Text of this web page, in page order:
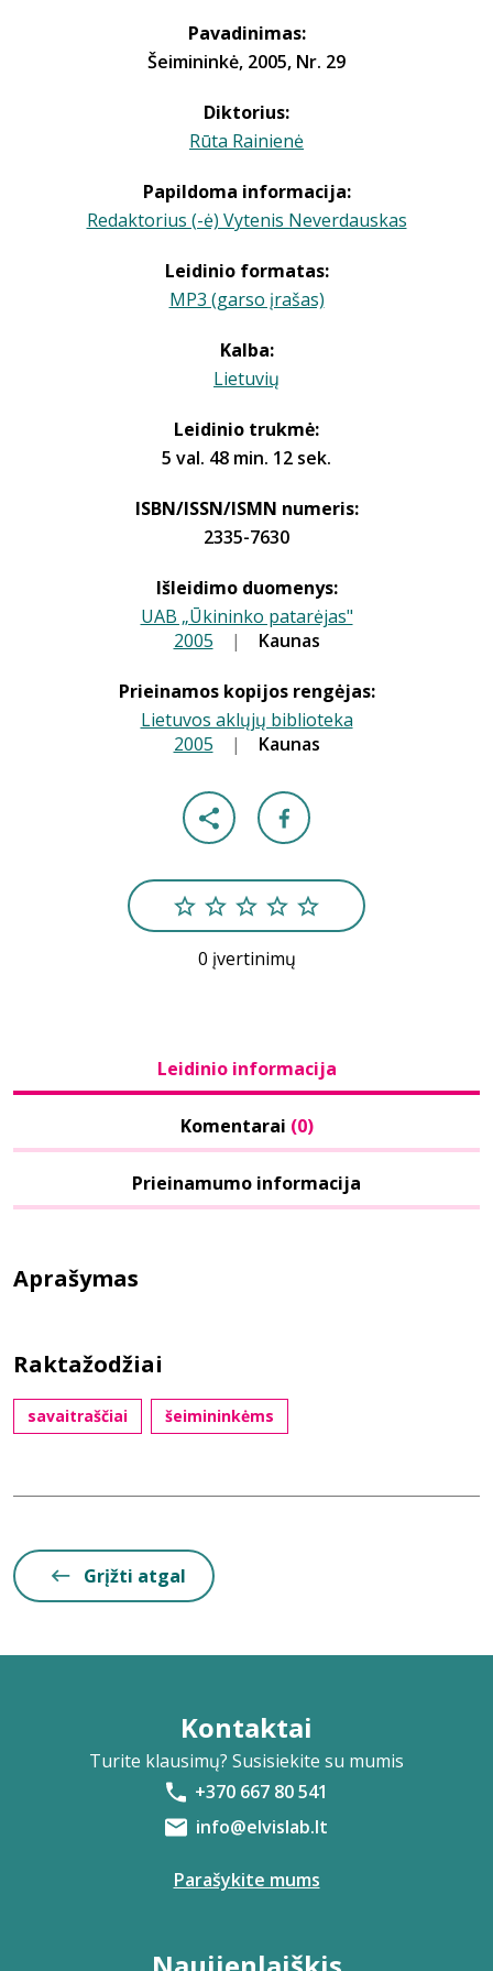
Pavadinimas:
Šeimininkė, 2005, Nr. 29
Diktorius:
Rūta Rainienė
Papildoma informacija:
Redaktorius (-ė) Vytenis Neverdauskas
Leidinio formatas:
MP3 (garso įrašas)
Kalba:
Lietuvių
Leidinio trukmė:
5 val. 48 min. 12 sek.
ISBN/ISSN/ISMN numeris:
2335-7630
Išleidimo duomenys:
UAB „Ūkininko patarėjas"
2005 | Kaunas
Prieinamos kopijos rengėjas:
Lietuvos aklųjų biblioteka
2005 | Kaunas
0 įvertinimų
Leidinio informacija
Komentarai (0)
Prieinamumo informacija
Aprašymas
Raktažodžiai
savaitraščiai šeimininkėms
Grįžti atgal
Kontaktai
Turite klausimų? Susisiekite su mumis
+370 667 80 541
info@elvislab.lt
Parašykite mums